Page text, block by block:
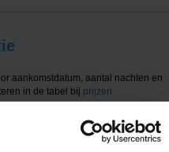
aankomstdatum, aantal nachten en
in de tabel bij prijzen